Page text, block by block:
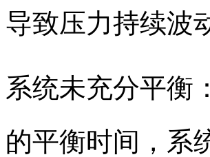
导致压力持续波
系统未充分平衡
的平衡时间，系